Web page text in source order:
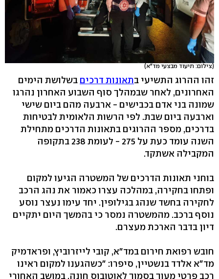
(צילום: תיעוד מבצעי מד"א)
זהו ההרוג התשיעי בתאונות דרכים בשלושת הימים
האחרונים, לאחר שבמהלך סוף השבוע האחרון נהרגו
שמונה בני אדם בכבישים - ארבעה מהם ביום שישי
וארבעה ביום שבת. לפי הרשות הלאומית לבטיחות
בדרכים, מספר ההרוגים בתאונות הדרכים מתחילת
השנה עומד כעת על 275 - לעומת 238 בתקופה
המקבילה אשתקד.
בוחני תאונות הדרכים של המשטרה הגיעו למקום
ופתחו בחקירה, במהלכה עצרו כאמור את נהג הרכב
לחקירה בחשד שנהג בגילופין. יחד עימו נעצר נוסע
נוסף ברכב. מהמשטרה נמסר כי בהמשך היום יתקיים
דיון בדבר הארכת מעצרם.
חובש רפואת חירום במד"א, קובי לייזרוביץ, ופראדמיק
מד"א אלדד בנשטיין, סיפרו: "כשהגענו למקום ראינו
רכב פרטי מעוך בסמוך לאוטובוס חונה. במושב האחורי